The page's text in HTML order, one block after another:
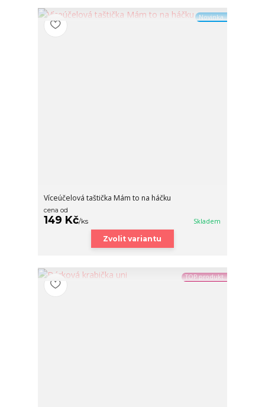
Novinka
Víceúčelová taštička Mám to na háčku
cena od
149 Kč/ks Skladem
Zvolit variantu
TOP produkt